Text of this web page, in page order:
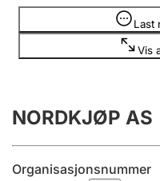
Registrere, endre,
Årsregnskap
Innsending og
Last
Vis
Opplysninger er skjult
NORDKJØP AS
Organisasjonsnummer